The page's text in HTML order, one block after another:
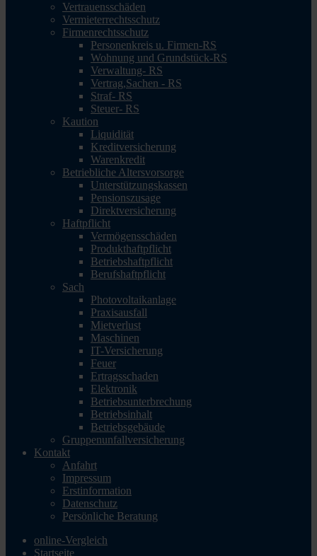
Vertrauensschäden
Vermieterrechtsschutz
Firmenrechtsschutz
Personenkreis u. Firmen-RS
Wohnung und Grundstück-RS
Verwaltung- RS
Vertrag,Sachen - RS
Straf- RS
Steuer- RS
Kaution
Liquidität
Kreditversicherung
Warenkredit
Betriebliche Altersvorsorge
Unterstützungskassen
Pensionszusage
Direktversicherung
Haftpflicht
Vermögensschäden
Produkthaftpflicht
Betriebshaftpflicht
Berufshaftpflicht
Sach
Photovoltaikanlage
Praxisausfall
Mietverlust
Maschinen
IT-Versicherung
Feuer
Ertragsschaden
Elektronik
Betriebsunterbrechung
Betriebsinhalt
Betriebsgebäude
Gruppenunfallversicherung
Kontakt
Anfahrt
Impressum
Erstinformation
Datenschutz
Persönliche Beratung
online-Vergleich
Startseite